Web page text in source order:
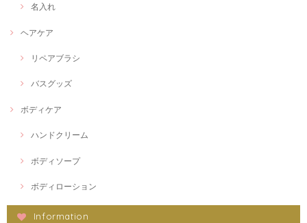
名入れ
ヘアケア
リペアブラシ
バスグッズ
ボディケア
ハンドクリーム
ボディソープ
ボディローション
Information